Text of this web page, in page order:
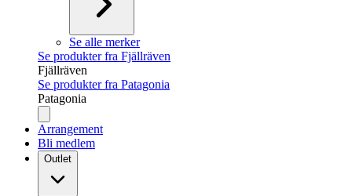
Se alle merker
Se produkter fra Fjällräven
Fjällräven
Se produkter fra Patagonia
Patagonia
Arrangement
Bli medlem
Outlet